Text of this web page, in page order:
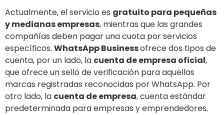
Actualmente, el servicio es gratuito para pequeñas
y medianas empresas, mientras que las grandes
compañías deben pagar una cuota por servicios
específicos. WhatsApp Businessofrece dos tipos de
cuenta, por un lado, la cuenta de empresa oficial,
que ofrece un sello de verificación para aquellas
marcas registradas reconocidas por WhatsApp. Por
otro lado, la cuenta de empresa, cuenta estándar
predeterminada para empresas y emprendedores.